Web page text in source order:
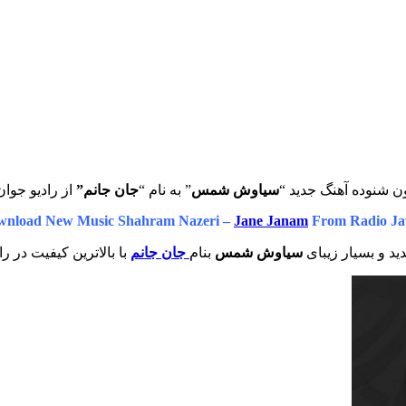
شنوده آهنگ جدید “سیاوش شمس” به نام “جان جانم” از رادیو
New Music Shahram Nazeri – Jane Janam From Radio
و بسیار زیبای سیاوش شمس بنام جان جانم با بالاترین کیفیت در